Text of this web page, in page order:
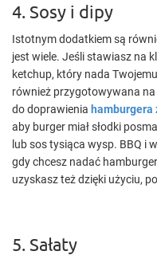
4. Sosy i dipy
Istotnym dodatkiem są
jest wiele. Jeśli stawiasz na
ketchup, który nada
również przygotowywana na
do doprawienia hamburgera
aby burger miał słodki
lub sos tysiąca wysp. BBQ i
gdy chcesz nadać
uzyskasz też dzięki użyciu,
5. Sałaty